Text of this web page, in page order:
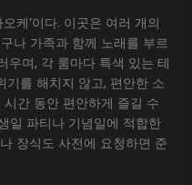
케’이다. 이곳은 여러 개의
나 가족과 함께 노래를 부르
우며, 각 룸마다 특색 있는 테
기를 해치지 않고, 편안한 소
간 동안 편안하게 즐길 수
일 파티나 기념일에 적합한
장식도 사전에 요청하면 준